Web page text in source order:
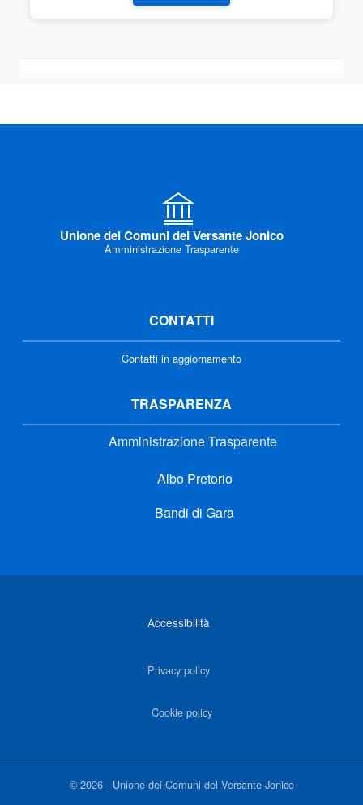
Unione dei Comuni del Versante Jonico
Amministrazione Trasparente
CONTATTI
Contatti in aggiornamento
TRASPARENZA
Amministrazione Trasparente
Albo Pretorio
Bandi di Gara
Accessibilità
Privacy policy
Cookie policy
©2026- Unione dei Comuni del Versante Jonico